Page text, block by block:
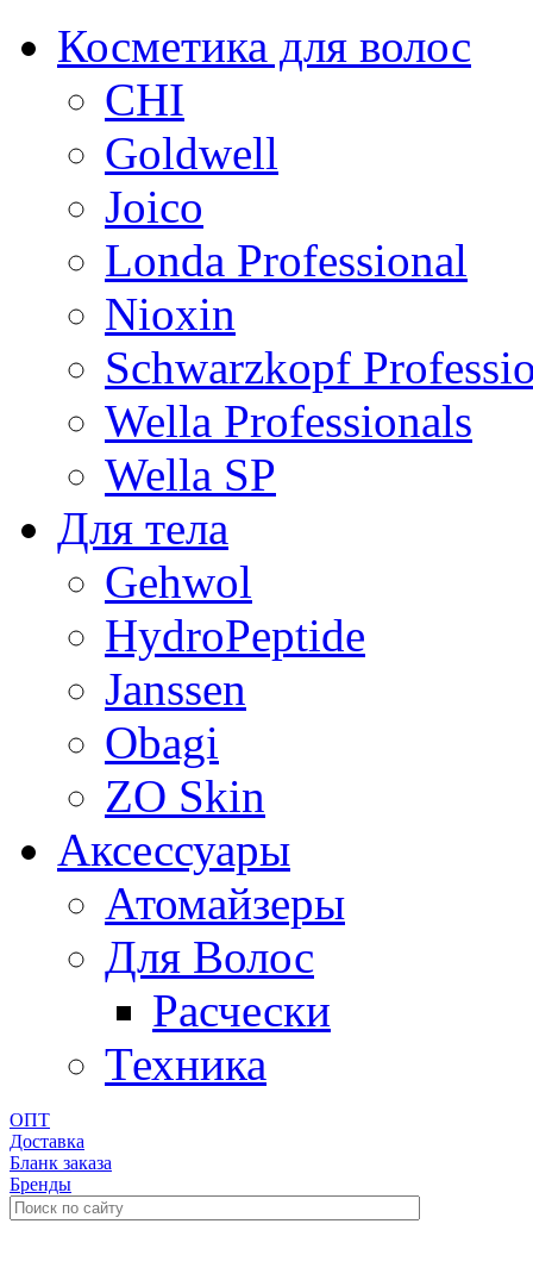
Косметика для волос
CHI
Goldwell
Joico
Londa Professional
Nioxin
Schwarzkopf
Wella Professionals
Wella SP
Для тела
Gehwol
HydroPeptide
Janssen
Obagi
ZO Skin
Aксессуары
Атомайзеры
Для Волос
Расчески
Техника
ОПТ
Доставка
Бланк заказа
Бренды